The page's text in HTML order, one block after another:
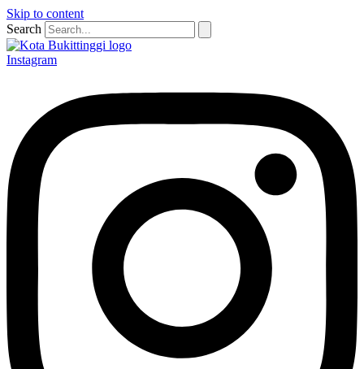
Skip to content
Search
Instagram